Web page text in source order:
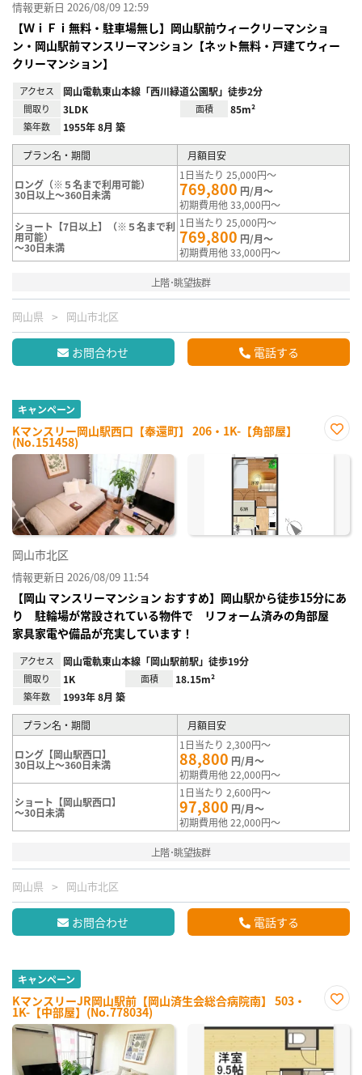
情報更新日 2026/08/09 12:59
【ＷｉＦｉ無料・駐車場無し】岡山駅前ウィークリーマンショ
ン・岡山駅前マンスリーマンション【ネット無料・戸建てウィー
クリーマンション】
アクセス 岡山電軌東山本線「西川緑道公園駅」徒歩2分
間取り 3LDK 面積 85m²
築年数 1955年 8月 築
プラン名・期間 月額目安
ロング（※５名まで利用可能）
30日以上～360日未満
1日当たり 25,000円～
769,800 円/月～
初期費用他 33,000円～
ショート【7日以上】（※５名まで利
用可能）
～30日未満
1日当たり 25,000円～
769,800 円/月～
初期費用他 33,000円～
上階･眺望抜群
岡山県 岡山市北区
お問合わせ 電話する
キャンペーン
Kマンスリー岡山駅西口【奉還町】 206・1K-【角部屋】
(No.151458)
に入
岡山市北区
情報更新日 2026/08/09 11:54
【岡山 マンスリーマンション おすすめ】岡山駅から徒歩15分にあ
り 駐輪場が常設されている物件で リフォーム済みの角部屋
家具家電や備品が充実しています！
アクセス 岡山電軌東山本線「岡山駅前駅」徒歩19分
間取り 1K 面積 18.15m²
築年数 1993年 8月 築
プラン名・期間 月額目安
ロング【岡山駅西口】
30日以上～360日未満
1日当たり 2,300円～
88,800 円/月～
初期費用他 22,000円～
ショート【岡山駅西口】
～30日未満
1日当たり 2,600円～
97,800 円/月～
初期費用他 22,000円～
上階･眺望抜群
岡山県 岡山市北区
お問合わせ 電話する
キャンペーン
KマンスリーJR岡山駅前【岡山済生会総合病院南】 503・
1K-【中部屋】(No.778034)
に入
り登